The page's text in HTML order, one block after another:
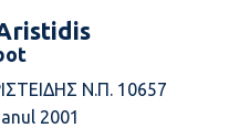
Ν.Π. 10657
2001